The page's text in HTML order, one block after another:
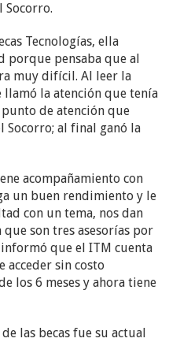
Socorro.
Tecnologías, ella
porque pensaba que al
muy difícil. Al leer la
llamó la atención que tenía
de atención que
Socorro; al final ganó la
acompañamiento con
un buen rendimiento y le
con un tema, nos dan
son tres asesorías por
que el ITM cuenta
acceder sin costo
los 6 meses y ahora tiene
las becas fue su actual